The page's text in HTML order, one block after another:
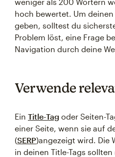
hoch bewertet. Um deinen
geben, solltest du
Problem löst, eine Frage
Navigation durch deine
Verwende
Ein Title-Tag oder Seiten-
einer Seite, wenn sie auf
(SERP)angezeigt wird. Die
in deinen Title-Tags